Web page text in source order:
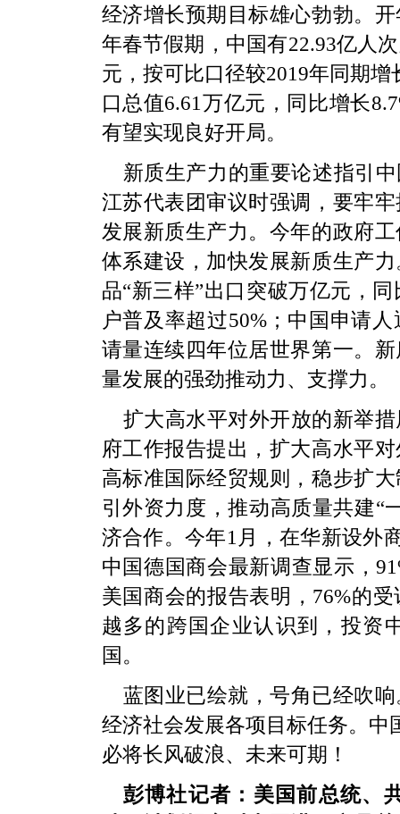
经济增长预期目标雄心勃勃。
年春节假期，中国有22.93亿人
元，按可比口径较2019年同期
口总值6.61万亿元，同比增长
有望实现良好开局。
新质生产力的重要论述指引
江苏代表团审议时强调，要牢
发展新质生产力。今年的政府
体系建设，加快发展新质生产
品“新三样”出口突破万亿元，
户普及率超过50%；中国申请
请量连续四年位居世界第一。
量发展的强劲推动力、支撑力。
扩大高水平对外开放的新举
府工作报告提出，扩大高水平
高标准国际经贸规则，稳步扩
引外资力度，推动高质量共建“
济合作。今年1月，在华新设外
中国德国商会最新调查显示，
美国商会的报告表明，76%的
越多的跨国企业认识到，投资
国。
蓝图业已绘就，号角已经吹
经济社会发展各项目标任务。中
必将长风破浪、未来可期！
彭博社记者：美国前总统、